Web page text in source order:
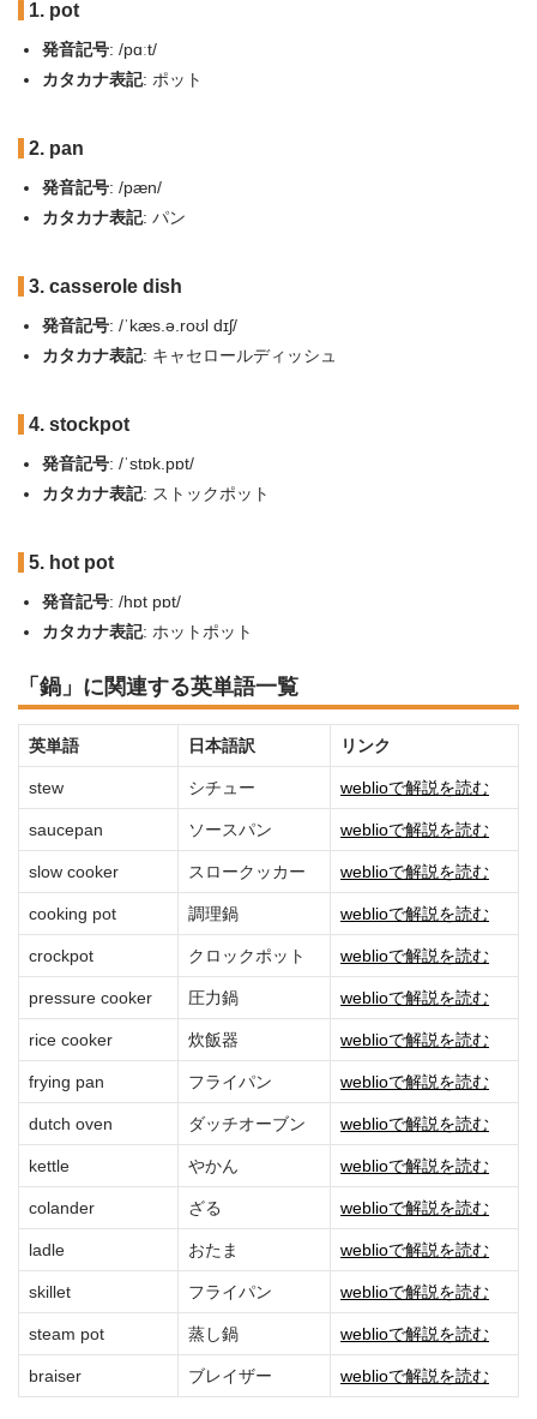
1. pot
発音記号: /pɑːt/
カタカナ表記: ポット
2. pan
発音記号: /pæn/
カタカナ表記: パン
3. casserole dish
発音記号: /ˈkæs.ə.roʊl dɪʃ/
カタカナ表記: キャセロールディッシュ
4. stockpot
発音記号: /ˈstɒk.pɒt/
カタカナ表記: ストックポット
5. hot pot
発音記号: /hɒt pɒt/
カタカナ表記: ホットポット
「鍋」に関連する英単語一覧
英単語 日本語訳 リンク
stew シチュー weblioで解説を読む
saucepan ソースパン weblioで解説を読む
slow cooker スロークッカー weblioで解説を読む
cooking pot 調理鍋 weblioで解説を読む
crockpot クロックポット weblioで解説を読む
pressure cooker 圧力鍋 weblioで解説を読む
rice cooker 炊飯器 weblioで解説を読む
frying pan フライパン weblioで解説を読む
dutch oven ダッチオーブン weblioで解説を読む
kettle やかん weblioで解説を読む
colander ざる weblioで解説を読む
ladle おたま weblioで解説を読む
skillet フライパン weblioで解説を読む
steam pot 蒸し鍋 weblioで解説を読む
braiser ブレイザー weblioで解説を読む